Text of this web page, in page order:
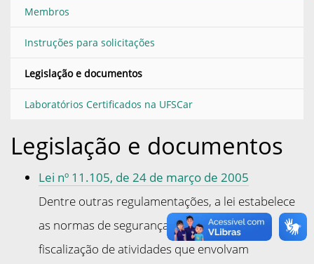
Membros
Instruções para solicitações
Legislação e documentos
Laboratórios Certificados na UFSCar
Legislação e documentos
Lei nº 11.105, de 24 de março de 2005
Dentre outras regulamentações, a lei estabelece
as normas de segurança e mecanismos de
fiscalização de atividades que envolvam